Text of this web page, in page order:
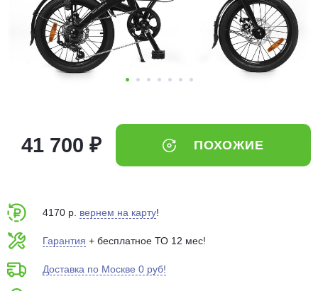
41 700 ₽ ПОХОЖИЕ
4170 р. вернем на карту!
Гарантия + бесплатное ТО 12 мес!
Доставка по Москве 0 руб!
Оплачивайте сегодня только
25% картой любого банка
выбранный способом
75% будут
Подробнее